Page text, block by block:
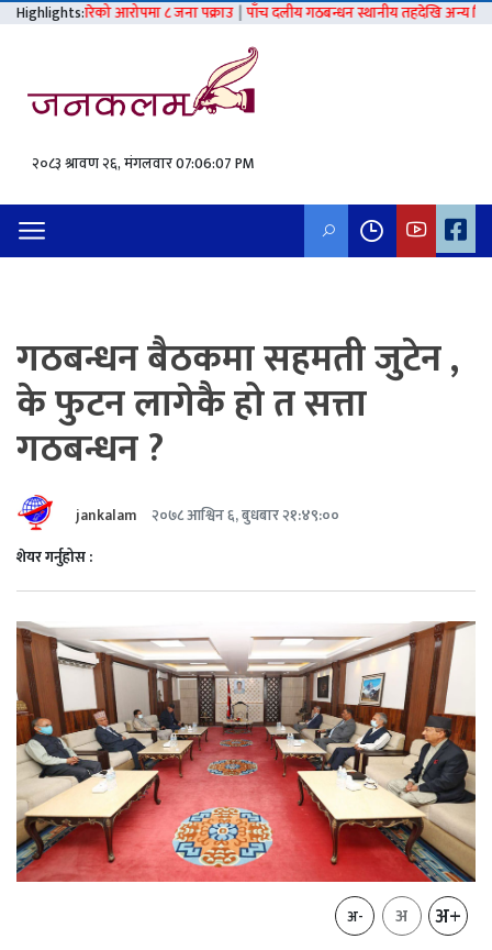
Highlights:
गरेको आरोपमा ८ जना पक्राउ | पाँच दलीय गठबन्धन स्थानीय तहदेखि अन्य
२०८३ श्रावण २६, मंगलवार07:06:08 PM
गठबन्धन बैठकमा सहमती जुटेन ,
के फुटन लागेकै हो त सत्ता
गठबन्धन ?
jankalam
२०७८ आश्विन ६, बुधबार २१:४९:००
शेयर गर्नुहोस :
अ- अ अ+